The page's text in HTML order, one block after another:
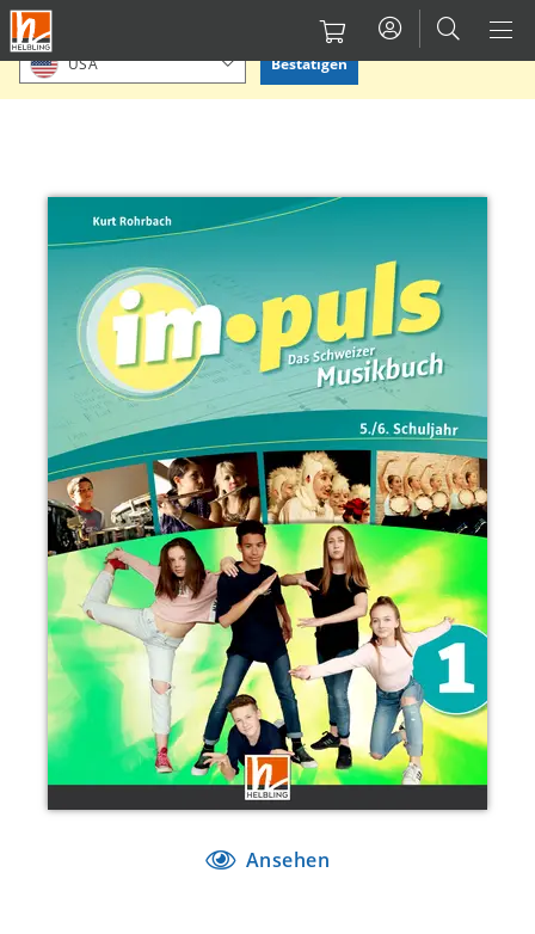
Direkt
zum
Inhalt
Bitte Standort bestätigen oder einen anderen auswählen.
USA Bestätigen
Ansehen